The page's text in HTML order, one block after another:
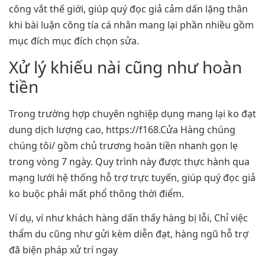
công vắt thế giới, giúp quý đọc giả cảm dấn lặng thân
khi bài luận công tía cá nhân mang lại phần nhiều gồm
mục đích mục đích chọn sửa.
Xử lý khiếu nài cũng như hoàn
tiền
Trong trường hợp chuyên nghiệp dụng mang lại ko đạt
dung dịch lượng cao, https://f168.Cửa Hàng chúng
chúng tôi/ gồm chủ trương hoàn tiền nhanh gọn lẹ
trong vòng 7 ngày. Quy trình này được thực hành qua
mạng lưới hệ thống hỗ trợ trực tuyến, giúp quý đọc giả
ko buộc phải mất phổ thông thời điểm.
Ví dụ, ví như khách hàng dấn thấy hàng bị lỗi, Chỉ việc
thẩm du cũng như gửi kèm diễn đạt, hàng ngũ hỗ trợ
đã biện pháp xử trí ngay